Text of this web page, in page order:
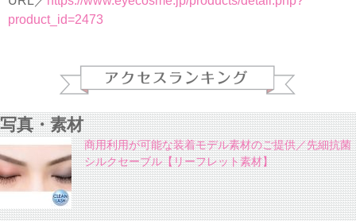
product_id=2473
写真・素材
商用利用が可能な装着モデル素材のご提供／先細抗菌
シルクセーブル【リーフレット素材】